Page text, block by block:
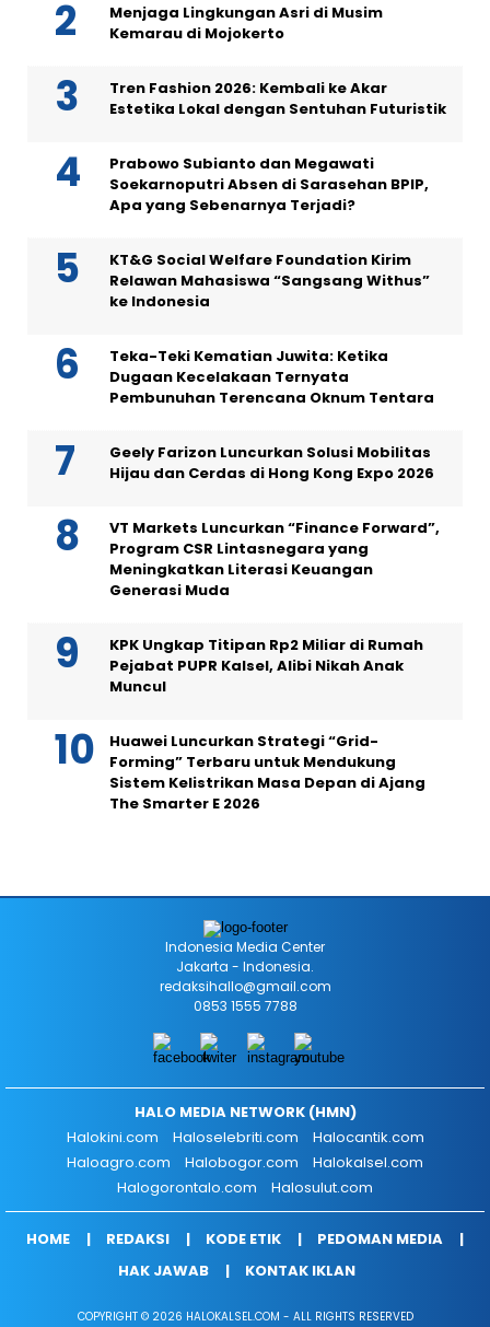
Menjaga Lingkungan Asri di Musim
Kemarau di Mojokerto
Tren Fashion 2026: Kembali ke Akar
Estetika Lokal dengan Sentuhan Futuristik
Prabowo Subianto dan Megawati
Soekarnoputri Absen di Sarasehan BPIP,
Apa yang Sebenarnya Terjadi?
KT&G Social Welfare Foundation Kirim
Relawan Mahasiswa “Sangsang Withus”
ke Indonesia
Teka-Teki Kematian Juwita: Ketika
Dugaan Kecelakaan Ternyata
Pembunuhan Terencana Oknum Tentara
Geely Farizon Luncurkan Solusi Mobilitas
Hijau dan Cerdas di Hong Kong Expo 2026
VT Markets Luncurkan “Finance Forward”,
Program CSR Lintasnegara yang
Meningkatkan Literasi Keuangan
Generasi Muda
KPK Ungkap Titipan Rp2 Miliar di Rumah
Pejabat PUPR Kalsel, Alibi Nikah Anak
Muncul
Huawei Luncurkan Strategi “Grid-
Forming” Terbaru untuk Mendukung
Sistem Kelistrikan Masa Depan di Ajang
The Smarter E 2026
Indonesia Media Center
Jakarta - Indonesia.
redaksihallo@gmail.com
0853 1555 7788
HALO MEDIA NETWORK (HMN)
Halokini.com
Haloselebriti.com
Halocantik.com
Haloagro.com
Halobogor.com
Halokalsel.com
Halogorontalo.com
Halosulut.com
HOME REDAKSI KODE ETIK
PEDOMAN MEDIA
HAK JAWAB
KONTAK IKLAN
COPYRIGHT © 2026 HALOKALSEL.COM - ALL RIGHTS RESERVED